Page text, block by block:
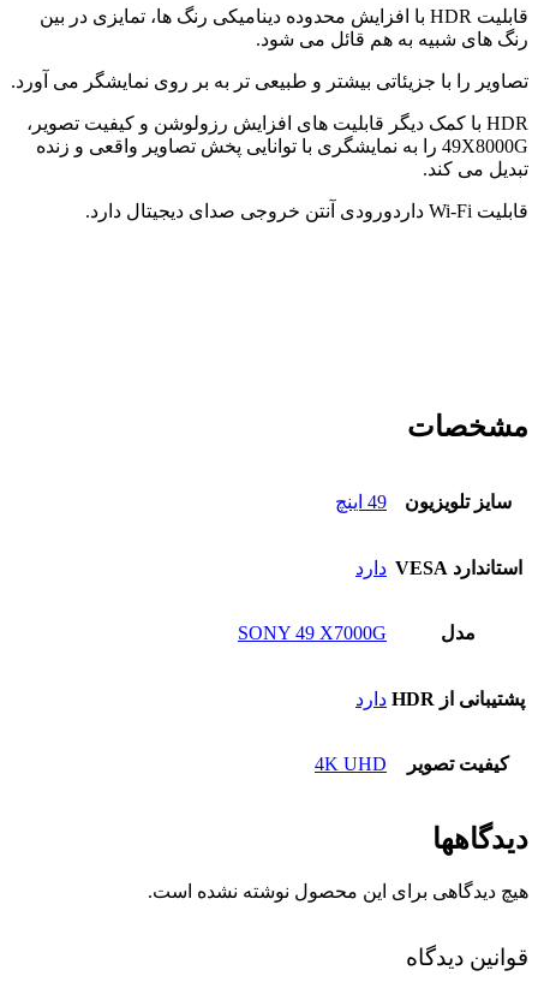
قابلیت HDR با افزایش محدوده دینامیکی رنگ ها، تمایزی در بین
رنگ های شبیه به هم قائل می شود.
تصاویر را با جزیئاتی بیشتر و طبیعی تر به بر روی نمایشگر می آورد.
HDR با کمک دیگر قابلیت های افزایش رزولوشن و کیفیت تصویر،
49X8000G را به نمایشگری با توانایی پخش تصاویر واقعی و زنده
تبدیل می کند.
قابلیت Wi-Fi دارد ورودی آنتن خروجی صدای دیجیتال دارد.
مشخصات
سایز تلویزیون 49 اینچ
استاندارد VESA دارد
مدل SONY 49 X7000G
پشتیبانی از HDR دارد
کیفیت تصویر 4K UHD
دیدگاهها
هیچ دیدگاهی برای این محصول نوشته نشده است.
قوانین دیدگاه